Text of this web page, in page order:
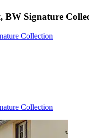
BW Signature
Collection
Collection